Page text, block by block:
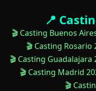
📍
🎬 Casting Buenos
🎬 Casting Rosario
🎬 Casting Guadalajara
🎬 Casting Madrid
🎬